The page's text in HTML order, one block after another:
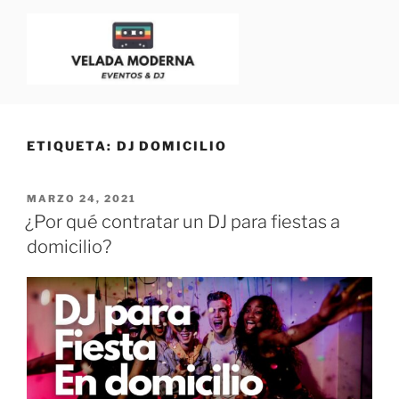
ETIQUETA: DJ DOMICILIO
MARZO 24, 2021
¿Por qué contratar un DJ para fiestas a
domicilio?